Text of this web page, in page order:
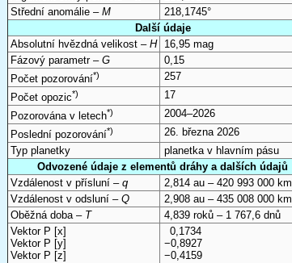
Střední anomálie – M
218,1745°
Další údaje
Absolutní hvězdná velikost – H
16,95 mag
Fázový parametr – G
0,15
Počet pozorování*)
257
Počet opozic*)
17
Pozorována v letech*)
2004–2026
Poslední pozorování*)
26. března 2026
Typ planetky
planetka v hlavním pásu
Odvozené údaje z elementů dráhy a dalších údajů
Vzdálenost v přísluní – q
2,814 au – 420 993 000 km
Vzdálenost v odsluní – Q
2,908 au – 435 008 000 km
Oběžná doba – T
4,839 roků – 1 767,6 dnů
Vektor P [x]
Vektor P [y]
Vektor P [z]
0,1734
−0,8927
−0,4159